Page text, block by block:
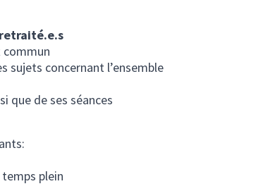
commun
sujets concernant l’ensemble
que de ses séances
plein